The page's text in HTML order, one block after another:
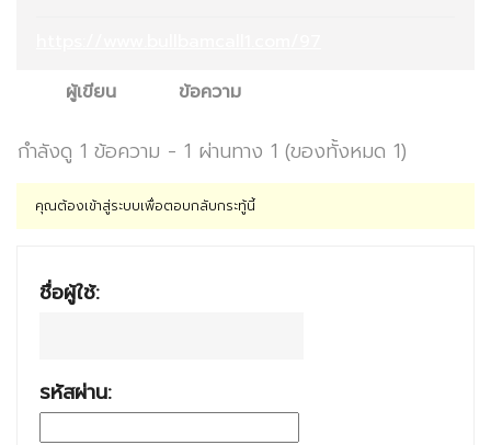
ผู้เขียน
ข้อความ
กำลังดู 1 ข้อความ - 1 ผ่านทาง 1 (ของทั้งหมด 1)
คุณต้องเข้าสู่ระบบเพื่อตอบกลับกระทู้นี้
ชื่อผู้ใช้:
รหัสผ่าน: